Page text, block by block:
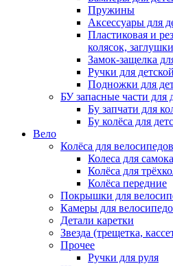
Пружины
Аксессуары для
Пластиковая и
колясок,
Замок-защелка
Ручки для
Подножки для
БУ запасные части для
Бу запчати для
Бу колёса для
Вело
Колёса для
Колеса для
Колёса для
Колёса передние
Покрышки для
Камеры для
Детали каретки
Звезда (трещетка,
Прочее
Ручки для руля